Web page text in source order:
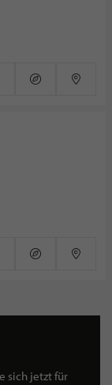
sich jetzt für